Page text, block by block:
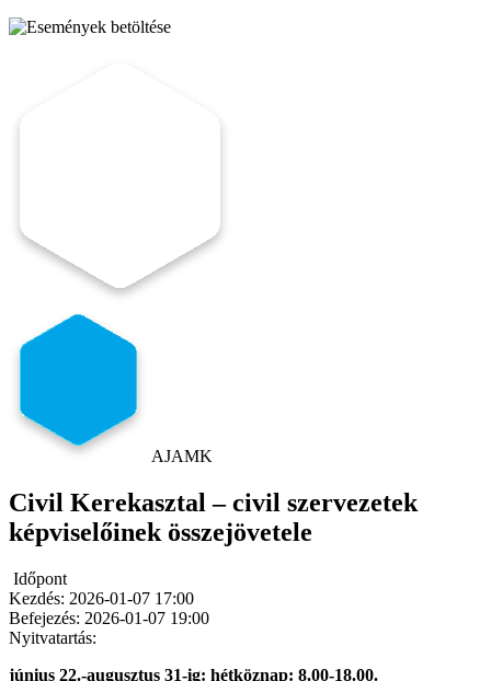
AJAMK
Civil Kerekasztal – civil szervezetek
képviselőinek összejövetele
Időpont
Kezdés: 2026-01-07 17:00
Befejezés: 2026-01-07 19:00
Nyitvatartás:
június 22.-augusztus 31-ig: hétköznap: 8.00-18.00.